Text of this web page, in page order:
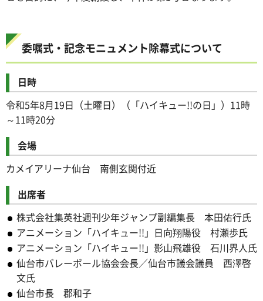
委嘱式・記念モニュメント除幕式について
日時
令和5年8月19日（土曜日）（「ハイキュー!!の日」）11時
～11時20分
会場
カメイアリーナ仙台 南側玄関付近
出席者
株式会社集英社週刊少年ジャンプ副編集長 本田佑行氏
アニメーション「ハイキュー!!」日向翔陽役 村瀬歩氏
アニメーション「ハイキュー!!」影山飛雄役 石川界人氏
仙台市バレーボール協会会長／仙台市議会議員 西澤啓
文氏
仙台市長 郡和子